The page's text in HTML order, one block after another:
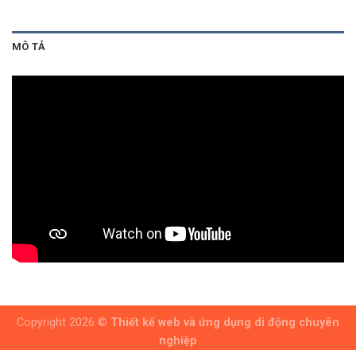
MÔ TẢ
Copyright 2026 © Thiết kế web và ứng dụng di động chuyên
nghiệp